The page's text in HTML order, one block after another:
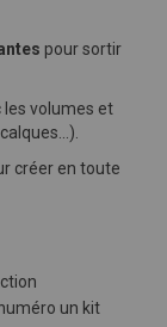
pour sortir
les volumes et
créer en toute
un kit